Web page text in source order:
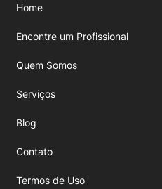
Home
Encontre um Profissional
Quem Somos
Serviços
Blog
Contato
Termos de Uso